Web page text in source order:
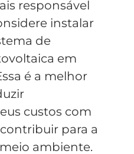
responsável
instalar
de
em
é a melhor
custos com
para a
ambiente.